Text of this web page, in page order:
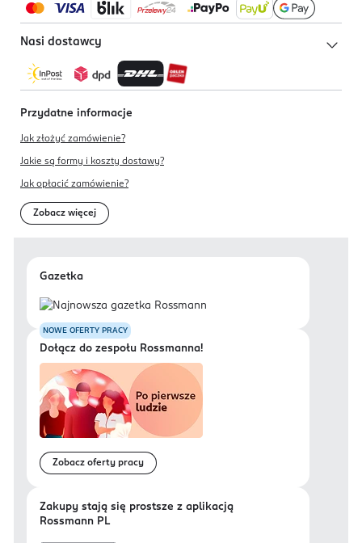
Nasi dostawcy
Przydatne informacje
Jak złożyć zamówienie?
Jakie są formy i koszty dostawy?
Jak opłacić zamówienie?
Zobacz więcej
Gazetka
NOWE OFERTY PRACY
Dołącz do zespołu Rossmanna!
Zobacz oferty pracy
Zakupy stają się prostsze z aplikacją
Rossmann PL